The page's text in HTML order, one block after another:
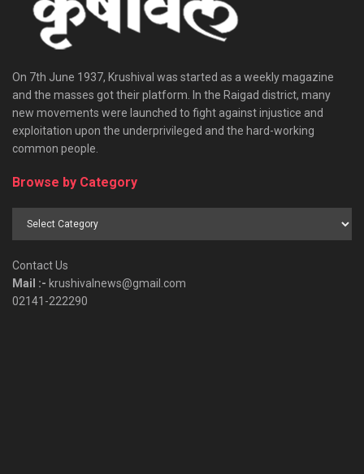
On 7th June 1937, Krushival was started as a weekly magazine
and the masses got their platform. In the Raigad district, many
new movements were launched to fight against injustice and
exploitation upon the underprivileged and the hard-working
common people.
Browse by Category
Contact Us
Mail :- krushivalnews@gmail.com
02141-222290